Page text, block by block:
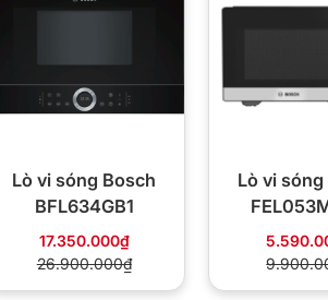
Lò vi sóng Bosch
BFL634GB1
17.350.000₫
26.900.000₫
Lò vi